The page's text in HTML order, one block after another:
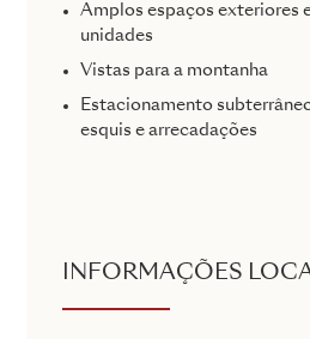
Amplos espaços exteriores
unidades
Vistas para a montanha
Estacionamento
esquis e arrecadações
INFORMAÇÕES